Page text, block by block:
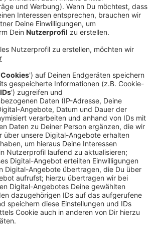
schmerzhafte Erinnerungen
sagt Topic. Wir finden: Der
eine echt gute Dance-Nummer.
mal wieder abgeliefert. Nachdem er
Brett. Da ist es dann auch egal,
Gegensatz zu Nico Santos kaum
Wir benötigen Ihre
um den YouTube
Service zu laden!
einen Service eines